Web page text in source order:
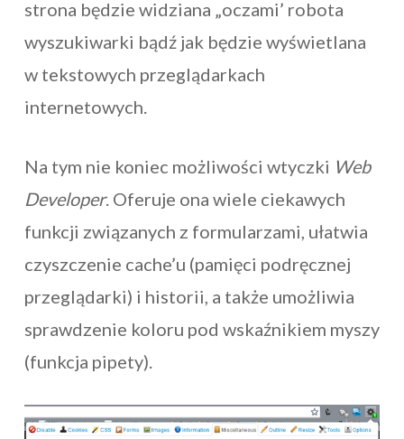
strona będzie widziana „oczami’ robota
wyszukiwarki bądź jak będzie wyświetlana
w tekstowych przeglądarkach
internetowych.
Na tym nie koniec możliwości wtyczki Web
Developer. Oferuje ona wiele ciekawych
funkcji związanych z formularzami, ułatwia
czyszczenie cache’u (pamięci podręcznej
przeglądarki) i historii, a także umożliwia
sprawdzenie koloru pod wskaźnikiem myszy
(funkcja pipety).